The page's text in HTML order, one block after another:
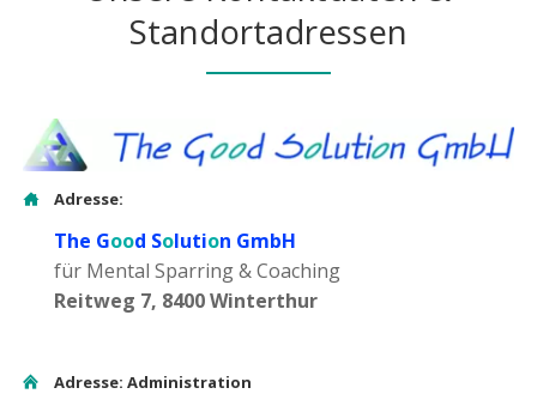
Standortadressen
Adresse:
The Good Solution GmbH
für Mental Sparring & Coaching
Reitweg 7, 8400 Winterthur
Adresse: Administration